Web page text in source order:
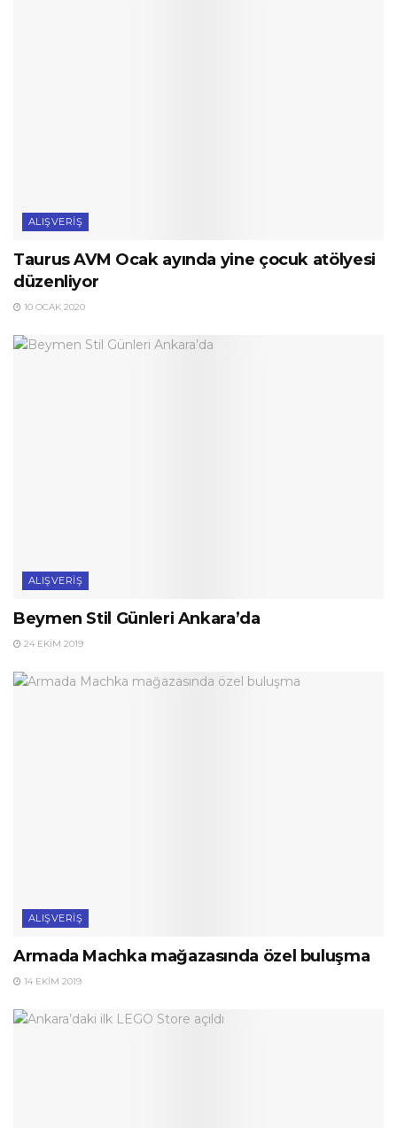
ALIŞVERIŞ
Taurus AVM Ocak ayında yine çocuk atölyesi
düzenliyor
10 OCAK 2020
ALIŞVERIŞ
Beymen Stil Günleri Ankara’da
24 EKIM 2019
ALIŞVERIŞ
Armada Machka mağazasında özel buluşma
14 EKIM 2019